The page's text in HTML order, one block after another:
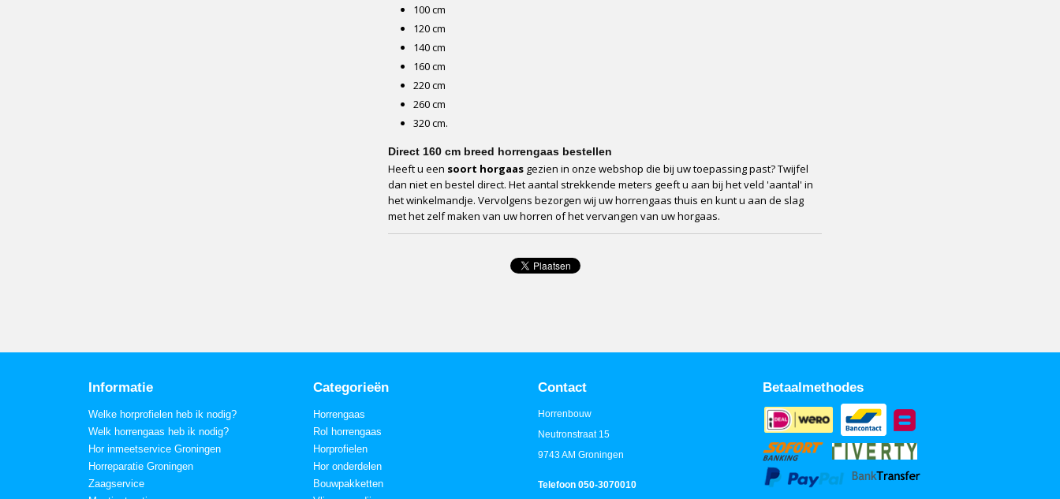
100 cm
120 cm
140 cm
160 cm
220 cm
260 cm
320 cm.
Direct 160 cm breed horrengaas bestellen
Heeft u een soort horgaas gezien in onze webshop die bij uw toepassing past? Twijfel
dan niet en bestel direct. Het aantal strekkende meters geeft u aan bij het veld 'aantal' in
het winkelmandje. Vervolgens bezorgen wij uw horrengaas thuis en kunt u aan de slag
met het zelf maken van uw horren of het vervangen van uw horgaas.
Informatie
Welke horprofielen heb ik nodig?
Welk horrengaas heb ik nodig?
Hor inmeetservice Groningen
Horreparatie Groningen
Zaagservice
Categorieën
Horrengaas
Rol horrengaas
Horprofielen
Hor onderdelen
Bouwpakketten
Contact
Horrenbouw
Neutronstraat 15
9743 AM Groningen
Telefoon 050-3070010
Betaalmethodes